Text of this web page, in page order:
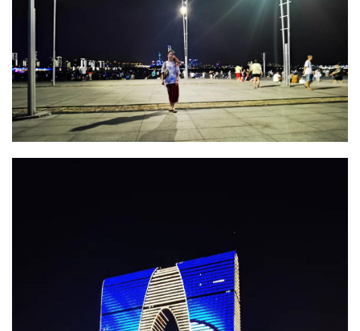
育
儿
登录 注册